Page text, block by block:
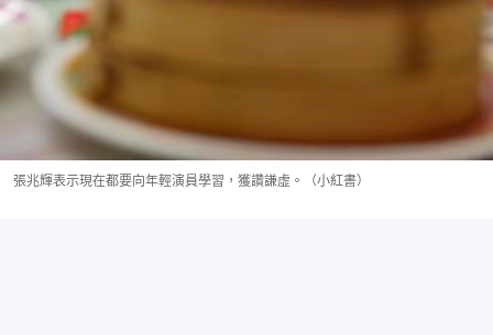
張兆輝表示現在都要向年輕演員學習，獲讚謙虛。（小紅書）